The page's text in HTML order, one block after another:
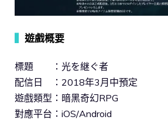
遊戲概要
標題 ：光を継ぐ者
配信日 ：2018年3月中預定
遊戲類型：暗黑奇幻RPG
對應平台：iOS/Android